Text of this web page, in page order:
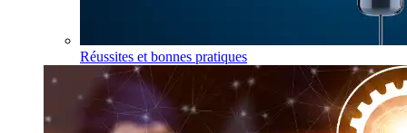
Réussites et bonnes pratiques